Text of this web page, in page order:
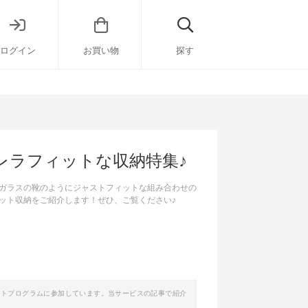
ログイン お買い物 探す
フィットな収納特集♪
ラスの靴のようにジャストフィットな組み合わせの
収納をご紹介します！ぜひ、ご覧ください♪
プログラムに参加しています。当サービスの記事で紹介